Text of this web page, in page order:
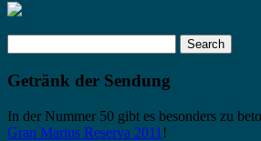
for:
Getränk der Sendung
In der Nummer 50 gibt es besonders zu
Gran Marius Reserva 2011 !